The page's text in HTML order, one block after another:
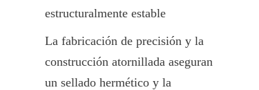
estructuralmente estable
La fabricación de precisión y la
construcción atornillada aseguran
un sellado hermético y la